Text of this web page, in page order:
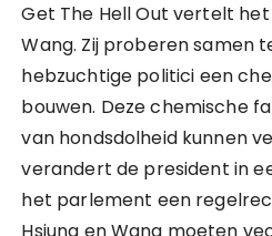
Get The Hell Out vertelt
Wang. Zij proberen samen
hebzuchtige politici een
bouwen. Deze chemische
van hondsdolheid kunnen
verandert de president in
het parlement een